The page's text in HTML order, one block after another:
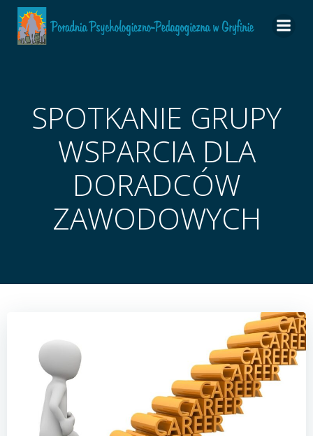
treści
to
SPOTKANIE GRUPY
WSPARCIA DLA
DORADCÓW
ZAWODOWYCH